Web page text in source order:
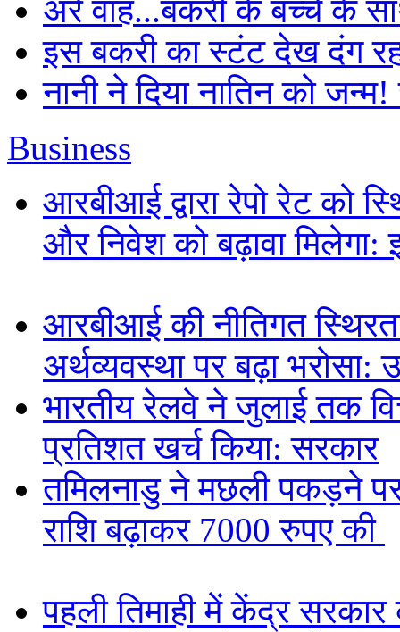
अरे वाह...बकरी के बच्चे के
इस बकरी का स्टंट देख दंग
नानी ने दिया नातिन को
Business
आरबीआई द्वारा रेपो रेट को
और निवेश को बढ़ावा मिलेगा:
आरबीआई की नीतिगत
अर्थव्यवस्था पर बढ़ा भरोसा:
भारतीय रेलवे ने जुलाई तक
प्रतिशत खर्च किया: सरकार
तमिलनाडु ने मछली पकड़ने पर
राशि बढ़ाकर 7000 रुपए की
पहली तिमाही में केंद्र सरकार